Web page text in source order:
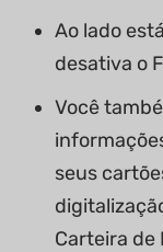
Ao lado
desativa o
Você
seus
Carteira de